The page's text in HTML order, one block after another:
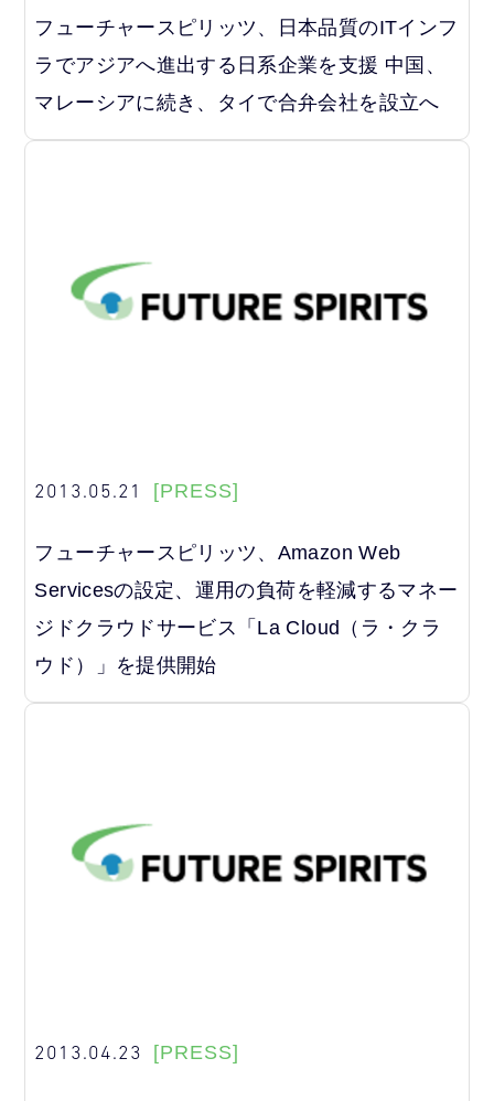
フューチャースピリッツ、日本品質のITインフ
ラでアジアへ進出する日系企業を支援 中国、
マレーシアに続き、タイで合弁会社を設立へ
2013.05.21 [PRESS]
フューチャースピリッツ、Amazon Web
Servicesの設定、運用の負荷を軽減するマネー
ジドクラウドサービス「La Cloud（ラ・クラ
ウド）」を提供開始
2013.04.23 [PRESS]